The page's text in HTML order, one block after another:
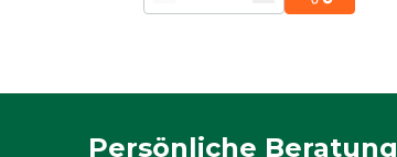
Persönliche Beratung